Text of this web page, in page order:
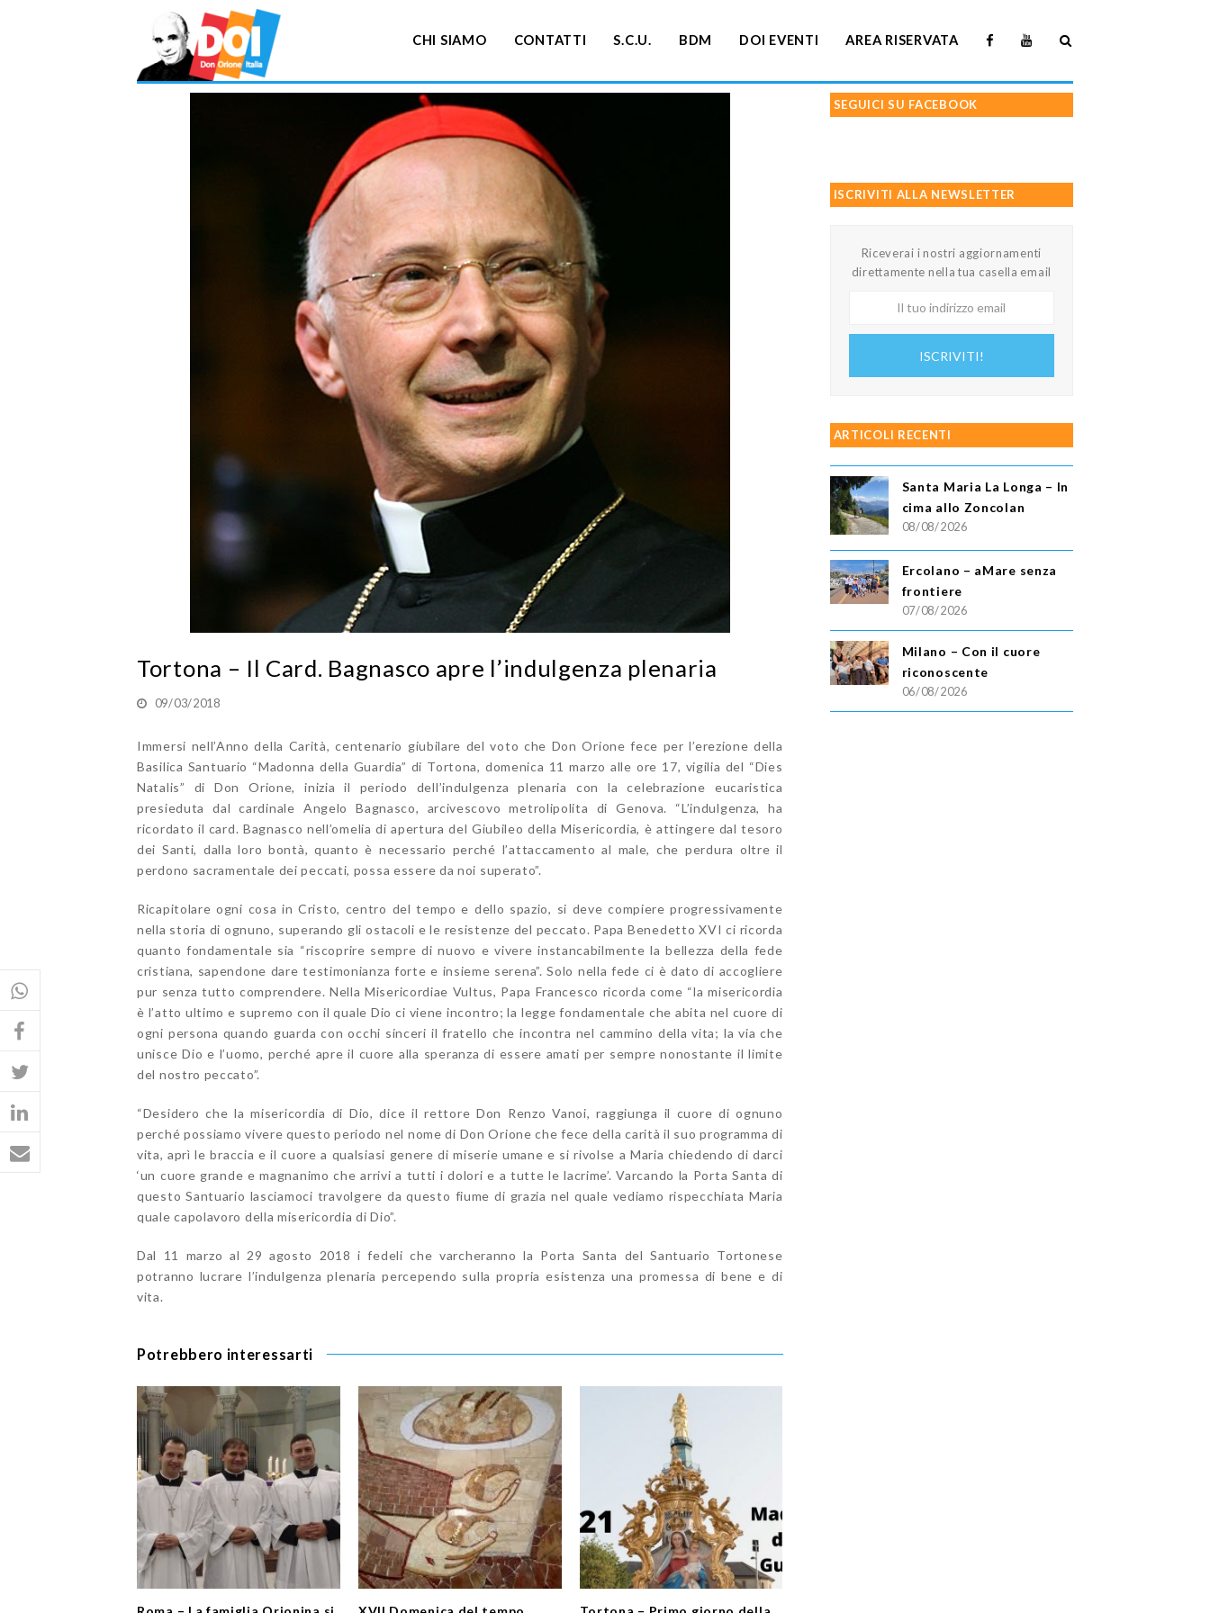
CHI SIAMO CONTATTI S.C.U. BDM DOI EVENTI AREA RISERVATA
Tortona – Il Card. Bagnasco apre l’indulgenza plenaria
09/03/2018
Immersi nell’Anno della Carità, centenario giubilare del voto che Don Orione fece per l’erezione della
Basilica Santuario “Madonna della Guardia” di Tortona, domenica 11 marzo alle ore 17, vigilia del “Dies
Natalis” di Don Orione, inizia il periodo dell’indulgenza plenaria con la celebrazione eucaristica
presieduta dal cardinale Angelo Bagnasco, arcivescovo metrolipolita di Genova. “L’indulgenza, ha
ricordato il card. Bagnasco nell’omelia di apertura del Giubileo della Misericordia, è attingere dal tesoro
dei Santi, dalla loro bontà, quanto è necessario perché l’attaccamento al male, che perdura oltre il
perdono sacramentale dei peccati, possa essere da noi superato”.
Ricapitolare ogni cosa in Cristo, centro del tempo e dello spazio, si deve compiere progressivamente
nella storia di ognuno, superando gli ostacoli e le resistenze del peccato. Papa Benedetto XVI ci ricorda
quanto fondamentale sia “riscoprire sempre di nuovo e vivere instancabilmente la bellezza della fede
cristiana, sapendone dare testimonianza forte e insieme serena”. Solo nella fede ci è dato di accogliere
pur senza tutto comprendere. Nella Misericordiae Vultus, Papa Francesco ricorda come “la misericordia
è l’atto ultimo e supremo con il quale Dio ci viene incontro; la legge fondamentale che abita nel cuore di
ogni persona quando guarda con occhi sinceri il fratello che incontra nel cammino della vita; la via che
unisce Dio e l’uomo, perché apre il cuore alla speranza di essere amati per sempre nonostante il limite
del nostro peccato”.
“Desidero che la misericordia di Dio, dice il rettore Don Renzo Vanoi, raggiunga il cuore di ognuno
perché possiamo vivere questo periodo nel nome di Don Orione che fece della carità il suo programma di
vita, aprì le braccia e il cuore a qualsiasi genere di miserie umane e si rivolse a Maria chiedendo di darci
‘un cuore grande e magnanimo che arrivi a tutti i dolori e a tutte le lacrime’. Varcando la Porta Santa di
questo Santuario lasciamoci travolgere da questo fiume di grazia nel quale vediamo rispecchiata Maria
quale capolavoro della misericordia di Dio”.
Dal 11 marzo al 29 agosto 2018 i fedeli che varcheranno la Porta Santa del Santuario Tortonese
potranno lucrare l’indulgenza plenaria percependo sulla propria esistenza una promessa di bene e di
vita.
Potrebbero interessarti
SEGUICI SU FACEBOOK
ISCRIVITI ALLA NEWSLETTER
Riceverai i nostri aggiornamenti
direttamente nella tua casella email
ISCRIVITI!
ARTICOLI RECENTI
Santa Maria La Longa – In
cima allo Zoncolan
08/08/2026
Ercolano – aMare senza
frontiere
07/08/2026
Milano – Con il cuore
riconoscente
06/08/2026